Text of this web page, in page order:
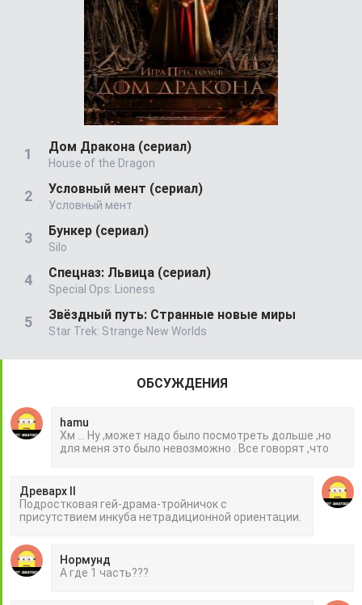
Дом Дракона (сериал)
House of the Dragon
Условный мент (сериал)
Условный мент
Бункер (сериал)
Silo
Спецназ: Львица (сериал)
Special Ops: Lioness
Звёздный путь: Странные новые миры
Star Trek: Strange New Worlds
ОБСУЖДЕНИЯ
hamu
Хм ... Ну ,может надо было посмотреть дольше ,но
для меня это было невозможно . Все говорят ,что
Древарх II
Подростковая гей-драма-тройничок с
присутствием инкуба нетрадиционной ориентации.
Нормунд
А где 1 часть???